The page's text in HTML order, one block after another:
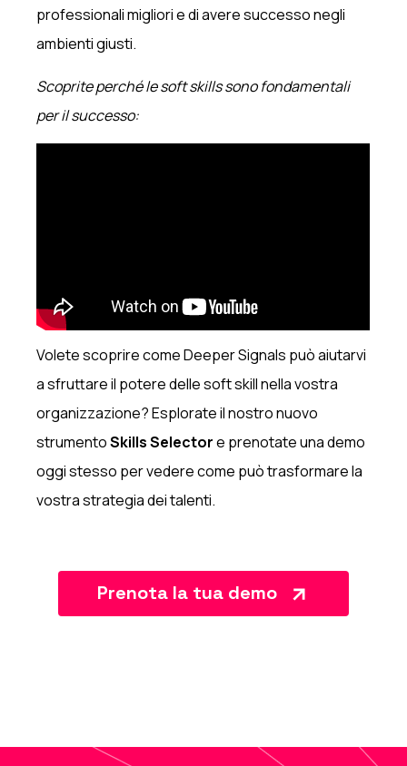
professionali migliori e di avere successo negli
ambienti giusti.
Scoprite perché le soft skills sono fondamentali
per il successo:
Volete scoprire come Deeper Signals può aiutarvi
a sfruttare il potere delle soft skill nella vostra
organizzazione? Esplorate il nostro nuovo
strumentoSkills Selectore prenotate una demo
oggi stesso per vedere come può trasformare la
vostra strategia dei talenti.
Prenota la tua demo